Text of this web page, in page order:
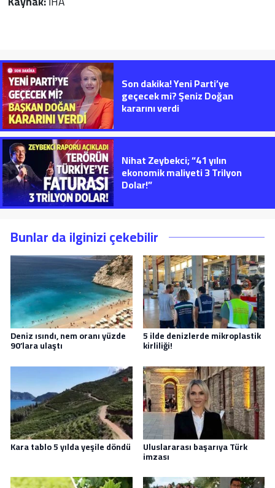
Son dakika! Yeni Parti’ye
geçecek mi? Şeniz Doğan
kararını verdi
Nihat Zeybekci; “41 yılın
ekonomik maliyeti 3 Trilyon
Dolar!”
Bunlar da ilginizi çekebilir
Deniz ısındı, nem oranı yüzde
90’lara ulaştı
5 ilde denizlerde mikroplastik
kirliliği!
Kara tablo 5 yılda yeşile döndü Uluslararası başarıya Türk
imzası